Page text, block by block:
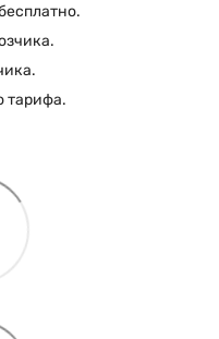
тарифа.